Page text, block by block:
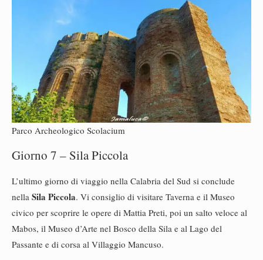
Parco Archeologico Scolacium
Giorno 7 – Sila Piccola
L’ultimo giorno di viaggio nella Calabria del Sud si conclude
nella Sila Piccola. Vi consiglio di visitare Taverna e il Museo
civico per scoprire le opere di Mattia Preti, poi un salto veloce al
Mabos, il Museo d’Arte nel Bosco della Sila e al Lago del
Passante e di corsa al Villaggio Mancuso.